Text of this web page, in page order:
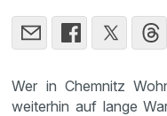
Wer in Chemnitz
weiterhin auf lange